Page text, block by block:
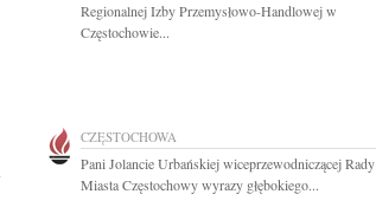
Regionalnej Izby Przemysłowo-Handlowej w
Częstochowie...
CZĘSTOCHOWA
Pani Jolancie Urbańskiej wiceprzewodniczącej Rady
Miasta Częstochowy wyrazy głębokiego...